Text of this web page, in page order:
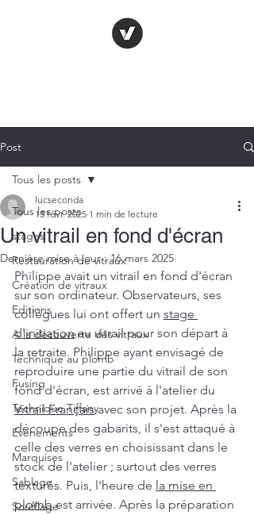
Post
Tous les posts
stages
Restauration de vitraux
Création de vitraux
Editions
A la découverte des vitraux
Technique au plomb
Fusing
Technique Tiffany
Evénements
Marquises
Sablage
Soufflage
Tous les posts
Un vitrail en fond d'écran
lucseconda
13 févr. 2025 1 min de lecture
Dernière mise à jour :16 mars 2025
Philippe avait un vitrail en fond d'écran
sur son ordinateur. Observateurs, ses
collègues lui ont offert un stage
d'initiation au vitrail pour son départ à
la retraite. Philippe ayant envisagé de
reproduire une partie du vitrail de son
fond d'écran, est arrivé à l'atelier du
Vitrail Français avec son projet. Après la
découpe des gabarits, il s'est attaqué à
celle des verres en choisissant dans le
stock de l'atelier ; surtout des verres
texturés. Puis, l'heure de la mise en
plomb est arrivée. Après la préparation